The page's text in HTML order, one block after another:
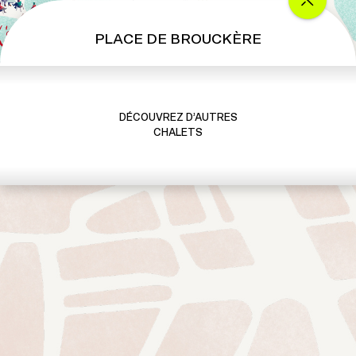
PLACE DE BROUCKÈRE
DÉCOUVREZ D’AUTRES
CHALETS